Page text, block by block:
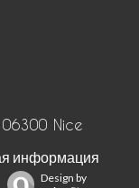
информация
Design by
Nice